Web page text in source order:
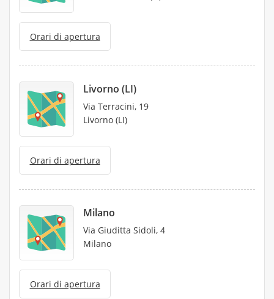
Orari di apertura
Livorno (LI)
Via Terracini, 19
Livorno (LI)
Orari di apertura
Milano
Via Giuditta Sidoli, 4
Milano
Orari di apertura